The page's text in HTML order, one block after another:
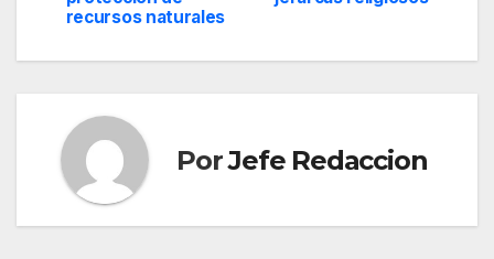
entradas
recursos naturales
PorJefe Redaccion